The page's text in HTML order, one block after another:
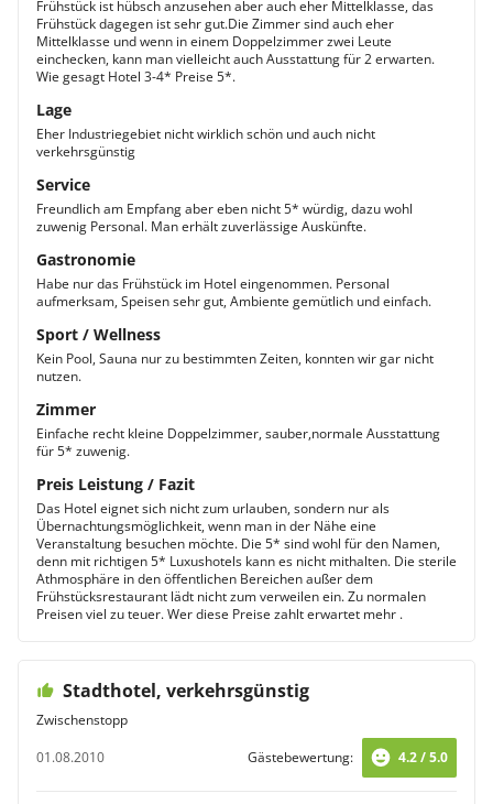
Frühstück ist hübsch anzusehen aber auch eher Mittelklasse, das
Frühstück dagegen ist sehr gut.Die Zimmer sind auch eher
Mittelklasse und wenn in einem Doppelzimmer zwei Leute
einchecken, kann man vielleicht auch Ausstattung für 2 erwarten.
Wie gesagt Hotel 3-4* Preise 5*.
Lage
Eher Industriegebiet nicht wirklich schön und auch nicht
verkehrsgünstig
Service
Freundlich am Empfang aber eben nicht 5* würdig, dazu wohl
zuwenig Personal. Man erhält zuverlässige Auskünfte.
Gastronomie
Habe nur das Frühstück im Hotel eingenommen. Personal
aufmerksam, Speisen sehr gut, Ambiente gemütlich und einfach.
Sport / Wellness
Kein Pool, Sauna nur zu bestimmten Zeiten, konnten wir gar nicht
nutzen.
Zimmer
Einfache recht kleine Doppelzimmer, sauber,normale Ausstattung
für 5* zuwenig.
Preis Leistung / Fazit
Das Hotel eignet sich nicht zum urlauben, sondern nur als
Übernachtungsmöglichkeit, wenn man in der Nähe eine
Veranstaltung besuchen möchte. Die 5* sind wohl für den Namen,
denn mit richtigen 5* Luxushotels kann es nicht mithalten. Die sterile
Athmosphäre in den öffentlichen Bereichen außer dem
Frühstücksrestaurant lädt nicht zum verweilen ein. Zu normalen
Preisen viel zu teuer. Wer diese Preise zahlt erwartet mehr .
Stadthotel, verkehrsgünstig
Zwischenstopp
01.08.2010
Gästebewertung: 4.2 / 5.0